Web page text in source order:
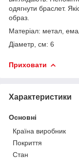
одягнути браслет.
образ.
Матеріал: метал,
Діаметр, см: 6
Приховати
Характеристики
Основні
Країна виробник
Покриття
Стан